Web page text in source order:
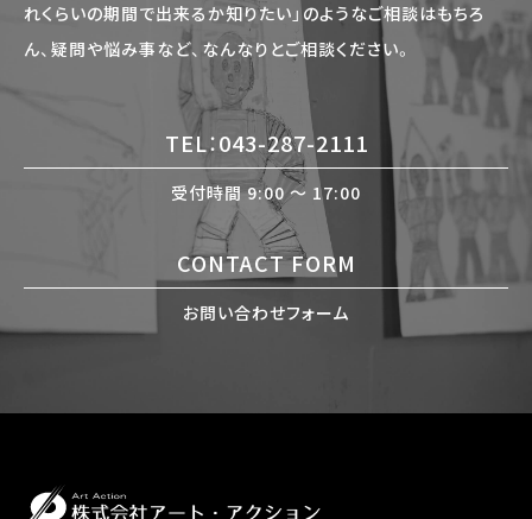
れくらいの期間で出来るか知りたい」のようなご相談はもちろ
ん、疑問や悩み事など、なんなりとご相談ください。
TEL：043-287-2111
受付時間 9:00 〜 17:00
CONTACT FORM
お問い合わせフォーム